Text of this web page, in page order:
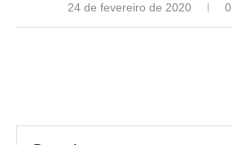
24 de fevereiro de 2020